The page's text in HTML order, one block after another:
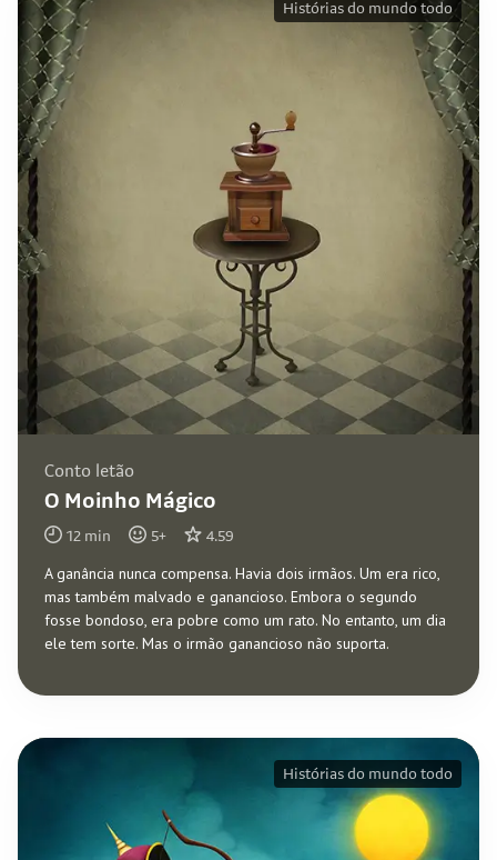
Conto letão
O Moinho Mágico
12 min 5+ 4.59
A ganância nunca compensa. Havia dois irmãos. Um era rico,
mas também malvado e ganancioso. Embora o segundo
fosse bondoso, era pobre como um rato. No entanto, um dia
ele tem sorte. Mas o irmão ganancioso não suporta.
Histórias do mundo todo
Histórias do mundo todo